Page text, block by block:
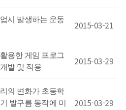
시 발생하는 운동
2015-03-21
용한 게임 프로그
발 및 적용
2015-03-29
의 변화가 초등학
발구름 동작에 미
2015-03-29